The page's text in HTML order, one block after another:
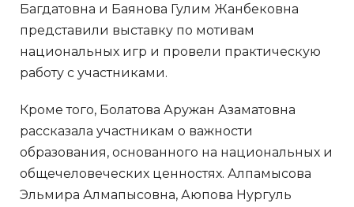
Багдатовна и Баянова Гулим Жанбековна
представили выставку по мотивам
национальных игр и провели практическую
работу с участниками.
Кроме того, Болатова Аружан Азаматовна
рассказала участникам о важности
образования, основанного на национальных и
общечеловеческих ценностях. Алпамысова
Эльмира Алмапысовна, Аюпова Нургуль